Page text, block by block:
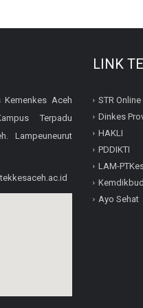
Kemenkes Aceh
Terpadu
Lampeuneurut
LINK
STR Online
Dinkes
HAKLI
PDDIKTI
LAM-
Kemdikbud
Ayo Sehat